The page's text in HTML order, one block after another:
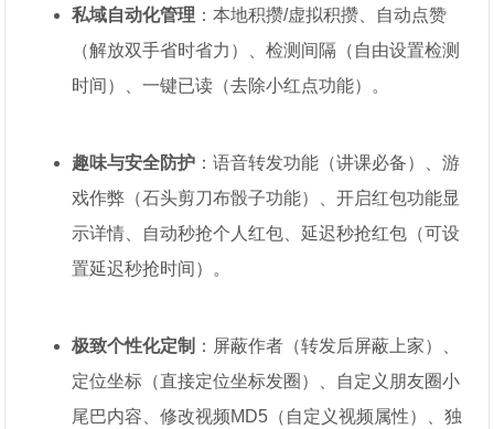
私域自动化管理 ：本地积攒/虚拟积攒、自动点赞
（解放双手省时省力）、检测间隔（自由设置检测
时间）、一键已读（去除小红点功能）。
趣味与安全防护 ：语音转发功能（讲课必备）、游
戏作弊（石头剪刀布骰子功能）、开启红包功能显
示详情、自动秒抢个人红包、延迟秒抢红包（可设
置延迟秒抢时间）。
极致个性化定制 ：屏蔽作者（转发后屏蔽上家）、
定位坐标（直接定位坐标发圈）、自定义朋友圈小
尾巴内容、修改视频MD5（自定义视频属性）、独